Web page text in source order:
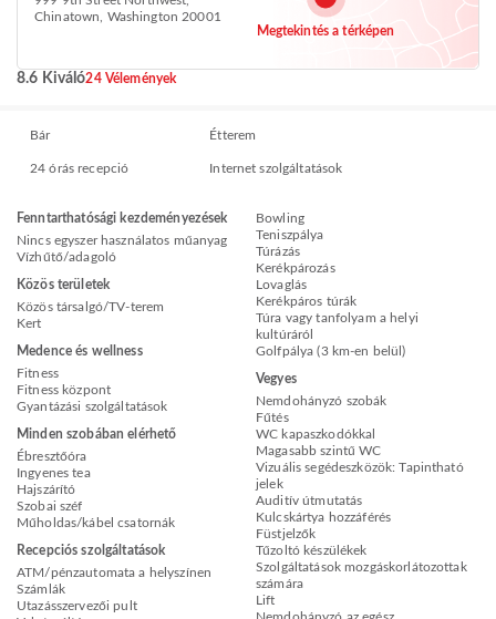
Chinatown, Washington 20001
Megtekintés a térképen
8.6 Kiváló24 Vélemények
Bár Étterem
24 órás recepció Internet szolgáltatások
Fenntarthatósági kezdeményezések
Nincs egyszer használatos műanyag
Vízhűtő/adagoló
Közös területek
Közös társalgó/TV-terem
Kert
Medence és wellness
Fitness
Fitness központ
Gyantázási szolgáltatások
Minden szobában elérhető
Ébresztőóra
Ingyenes tea
Hajszárító
Szobai széf
Műholdas/kábel csatornák
Recepciós szolgáltatások
ATM/pénzautomata a helyszínen
Számlák
Utazásszervezői pult
Bowling
Teniszpálya
Túrázás
Kerékpározás
Lovaglás
Kerékpáros túrák
Túra vagy tanfolyam a helyi
kultúráról
Golfpálya (3 km-en belül)
Vegyes
Nemdohányzó szobák
Fűtés
WC kapaszkodókkal
Magasabb szintű WC
Vizuális segédeszközök: Tapintható
jelek
Auditív útmutatás
Kulcskártya hozzáférés
Füstjelzők
Tűzoltó készülékek
Szolgáltatások mozgáskorlátozottak
számára
Lift